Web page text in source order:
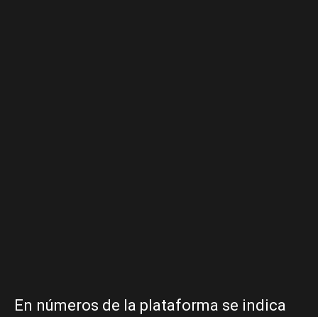
En números de la plataforma se indica